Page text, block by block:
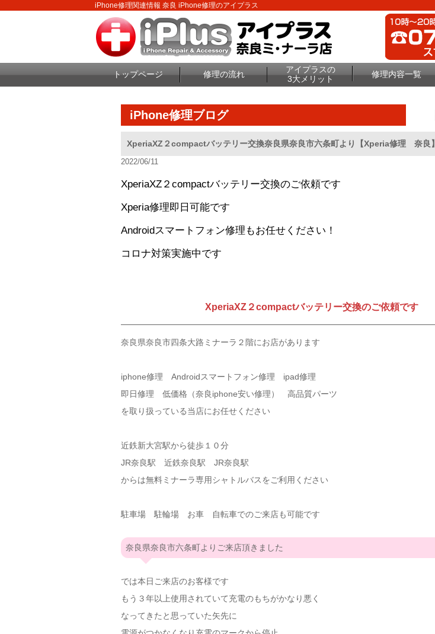
iPhone修理関連情報 奈良 iPhone修理のアイプラス
トップページ 修理の流れ
アイプラスの
3大メリット
修理内容一覧
iPhone修理ブログ
XperiaXZ２compactバッテリー交換奈良県奈良市六条町より【Xperia修理 奈良】
2022/06/11
XperiaXZ２compactバッテリー交換のご依頼です
Xperia修理即日可能です
Androidスマートフォン修理もお任せください！
コロナ対策実施中です
XperiaXZ２compactバッテリー交換のご依頼です
奈良県奈良市四条大路ミナーラ２階にお店があります
iphone修理 Androidスマートフォン修理 ipad修理
即日修理 低価格（奈良iphone安い修理） 高品質パーツ
を取り扱っている当店にお任せください
近鉄新大宮駅から徒歩１０分
JR奈良駅 近鉄奈良駅 JR奈良駅
からは無料ミナーラ専用シャトルバスをご利用ください
駐車場 駐輪場 お車 自転車でのご来店も可能です
奈良県奈良市六条町よりご来店頂きました
では本日ご来店のお客様です
もう３年以上使用されていて充電のもちがかなり悪く
なってきたと思っていた矢先に